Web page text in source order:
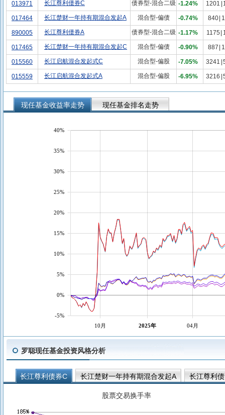
013971 长江尊利债券C 债券型-混合二级 -1.24% 1201
017464 长江楚财一年持有期混合发起A 混合型-偏债 -0.74% 840
890005 长江尊利债券A 债券型-混合二级 -1.17% 1175
017465 长江楚财一年持有期混合发起C 混合型-偏债 -0.90% 887
015560 长江启航混合发起式C 混合型-偏股 -7.05% 3241
015559 长江启航混合发起式A 混合型-偏股 -6.95% 3216
现任基金收益率走势 现任基金排名走势
10月 2025年 04月
-5%
0%
5%
10%
15%
20%
25%
30%
35%
40%
罗聪现任基金投资风格分析
长江尊利债券C 长江楚财一年持有期混合发起A
长江尊利
股票交易换手率